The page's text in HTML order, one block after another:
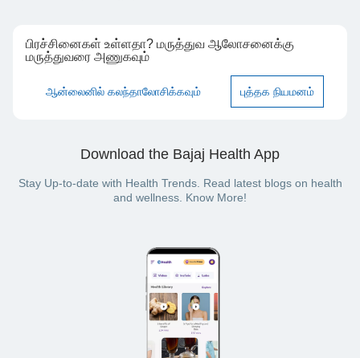
பிரச்சினைகள் உள்ளதா? மருத்துவ ஆலோசனைக்கு
மருத்துவரை அணுகவும்
ஆன்லைனில் கலந்தாலோசிக்கவும் புத்தக நியமனம்
Download the Bajaj Health App
Stay Up-to-date with Health Trends. Read latest blogs on health
and wellness. Know More!